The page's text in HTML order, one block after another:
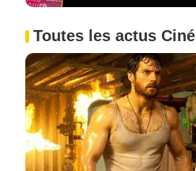
Toutes les actus Ciné